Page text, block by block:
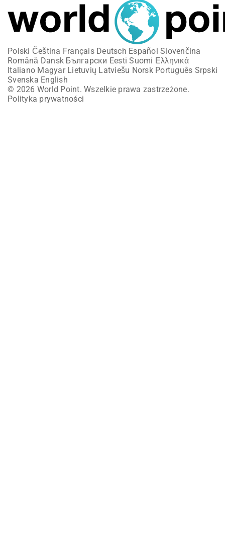
Polski Čeština Français Deutsch Español Slovenčina
Română Dansk Български Eesti Suomi Ελληνικά
Italiano Magyar Lietuvių Latviešu Norsk Português Srpski
Svenska English
© 2026 World Point. Wszelkie prawa zastrzeżone.
Polityka prywatności